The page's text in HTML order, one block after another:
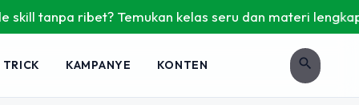
tanpa ribet? Temukan kelas seru dan materi lengkap
TRICK KAMPANYE KONTEN search